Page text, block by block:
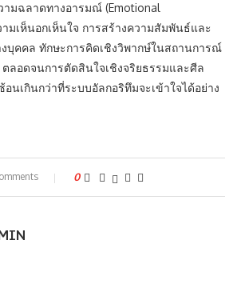
ามฉลาดทางอารมณ์ (Emotional
มเห็นอกเห็นใจ การสร้างความสัมพันธ์และ
งบุคคล ทักษะการคิดเชิงวิพากษ์ในสถานการณ์
ลอดจนการตัดสินใจเชิงจริยธรรมและศีล
นเกินกว่าที่ระบบอัลกอริทึมจะเข้าใจได้อย่าง
0